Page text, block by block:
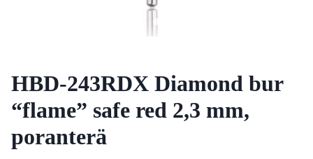
HBD-243RDX Diamond bur
“flame” safe red 2,3 mm,
poranterä